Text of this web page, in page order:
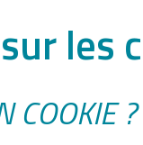
les
COOKIE ?